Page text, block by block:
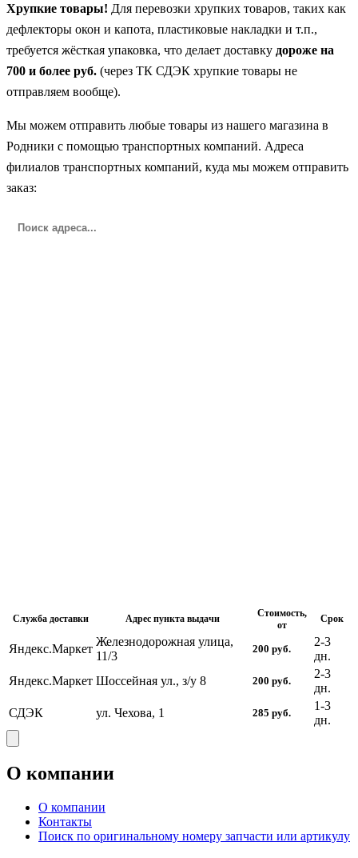
Хрупкие товары! Для перевозки хрупких товаров, таких как
дефлекторы окон и капота, пластиковые накладки и т.п.,
требуется жёсткая упаковка, что делает доставку дороже на
700 и более руб. (через ТК СДЭК хрупкие товары не
отправляем вообще).
Мы можем отправить любые товары из нашего магазина в
Родники с помощью транспортных компаний. Адреса
филиалов транспортных компаний, куда мы можем отправить
заказ:
Служба доставки Адрес пункта выдачи
Стоимость,
от
Срок
Яндекс.Маркет
Железнодорожная улица,
11/3
200 руб.
2-3
дн.
Яндекс.Маркет Шоссейная ул., з/у 8 200 руб.
2-3
дн.
СДЭК
ул. Чехова, 1 285 руб.
1-3
дн.
О компании
О компании
Контакты
Поиск по оригинальному номеру запчасти или артикулу